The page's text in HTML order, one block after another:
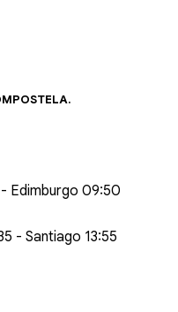
Edimburgo 09:50
- Santiago 13:55